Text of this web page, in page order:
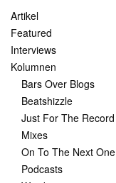
Artikel
Featured
Interviews
Kolumnen
Bars Over Blogs
Beatshizzle
Just For The Record
Mixes
On To The Next One
Podcasts